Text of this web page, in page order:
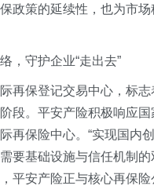
政策的延续性，也为市
，守护企业“走出去”
再保登记交易中心，标
段。平安产险积极响应国
再保险中心。“实现国内
要基础设施与信任机制的
平安产险正与核心再保